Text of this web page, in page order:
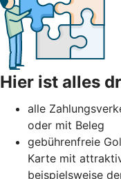
Hier ist alles
alle
oder mit Beleg
gebührenfreie
Karte mit
beispielsweise